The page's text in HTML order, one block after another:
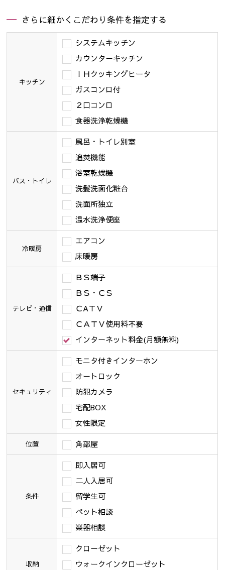
さらに細かくこだわり条件を指定する
キッチン
システムキッチン
カウンターキッチン
ＩＨクッキングヒータ
ガスコンロ付
２口コンロ
食器洗浄乾燥機
バス・トイレ
風呂・トイレ別室
追焚機能
浴室乾燥機
洗髪洗面化粧台
洗面所独立
温水洗浄便座
冷暖房
エアコン
床暖房
テレビ・通信
ＢＳ端子
ＢＳ・ＣＳ
ＣAＴＶ
ＣＡＴＶ使用料不要
インターネット料金(月額無料)
セキュリティ
モニタ付きインターホン
オートロック
防犯カメラ
宅配BOX
女性限定
位置 角部屋
条件
即入居可
二人入居可
留学生可
ペット相談
楽器相談
収納
クローゼット
ウォークインクローゼット